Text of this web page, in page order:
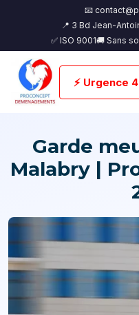
📧
📍 3 Bd Jean-
✅ ISO 9001🚚 Sans
⚡ Urgence
Garde
Malabry |